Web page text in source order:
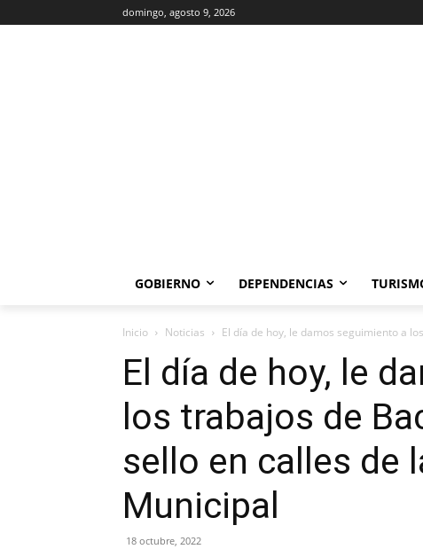
domingo, agosto 9, 2026
GOBIERNO DEPENDENCIAS
Inicio Noticias El día de hoy, le damos seguimiento a
El día de hoy, le
los trabajos de
sello en calles de
Municipal
18 octubre, 2022